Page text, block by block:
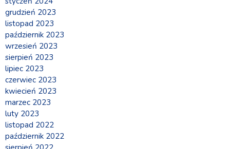
grudzień 2023
listopad 2023
październik 2023
wrzesień 2023
sierpień 2023
lipiec 2023
czerwiec 2023
kwiecień 2023
marzec 2023
luty 2023
listopad 2022
październik 2022